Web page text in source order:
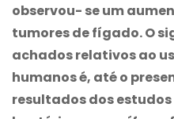
observou- se um
tumores de fígado. O
achados relativos ao
humanos é, até o
resultados dos